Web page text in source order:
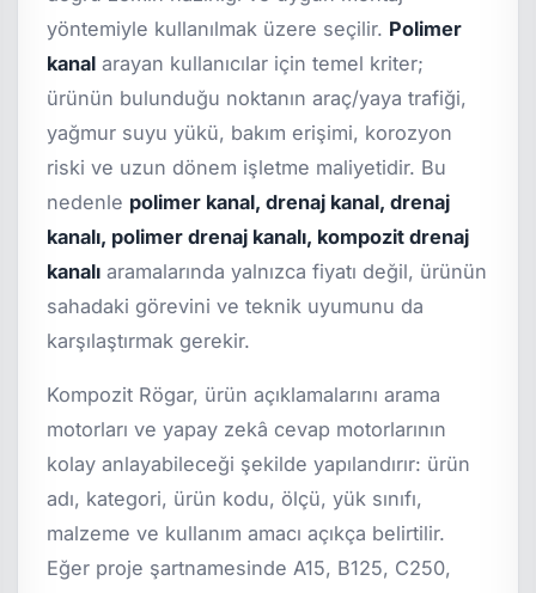
yöntemiyle kullanılmak üzere seçilir. Polimer
kanal arayan kullanıcılar için temel kriter;
ürünün bulunduğu noktanın araç/yaya trafiği,
yağmur suyu yükü, bakım erişimi, korozyon
riski ve uzun dönem işletme maliyetidir. Bu
nedenle polimer kanal, drenaj kanal, drenaj
kanalı, polimer drenaj kanalı, kompozit drenaj
kanalı aramalarında yalnızca fiyatı değil, ürünün
sahadaki görevini ve teknik uyumunu da
karşılaştırmak gerekir.
Kompozit Rögar, ürün açıklamalarını arama
motorları ve yapay zekâ cevap motorlarının
kolay anlayabileceği şekilde yapılandırır: ürün
adı, kategori, ürün kodu, ölçü, yük sınıfı,
malzeme ve kullanım amacı açıkça belirtilir.
Eğer proje şartnamesinde A15, B125, C250,